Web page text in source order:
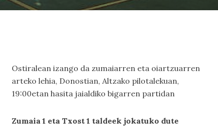
Ostiralean izango da zumaiarren eta oiartzuarren
arteko lehia, Donostian, Altzako pilotalekuan,
19:00etan hasita jaialdiko bigarren partidan
Zumaia 1 eta Txost 1 taldeek jokatuko dute